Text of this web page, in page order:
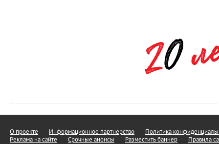
О проекте Информационное партнерство
Политика
Реклама на сайте
Срочные анонсы Разместить баннер Правила